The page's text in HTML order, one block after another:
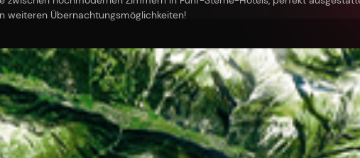
weiteren Übernachtungsmöglichkeiten!